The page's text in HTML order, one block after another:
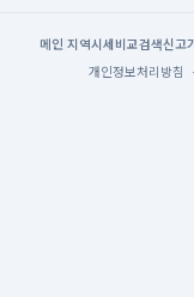
메인| 지역시세 비교검색신고
개인정보처리방침
·